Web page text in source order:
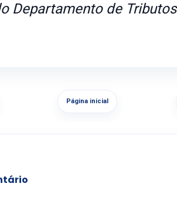
Departamento de Tributos
Página inicial